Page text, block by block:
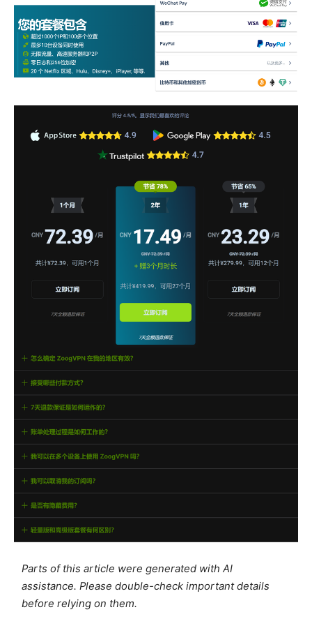
Parts of this article were generated with AI
assistance. Please double-check important details
before relying on them.